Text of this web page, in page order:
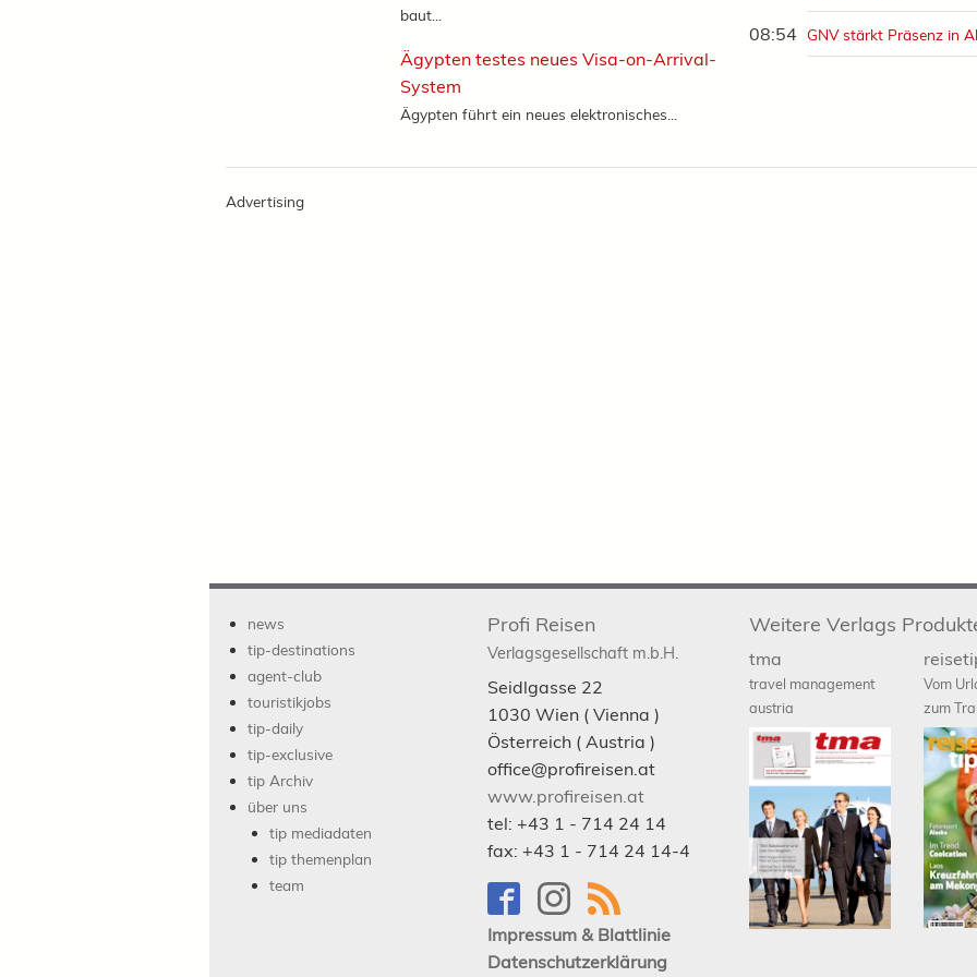
08:54 GNV stärkt Präsenz in
baut...
Ägypten testes neues Visa-on-Arrival-
System
Ägypten führt ein neues elektronisches...
Advertising
news
tip-destinations
agent-club
touristikjobs
tip-daily
tip-exclusive
tip Archiv
über uns
tip mediadaten
tip themenplan
team
Profi Reisen
Verlagsgesellschaft m.b.H.
Seidlgasse 22
1030 Wien ( Vienna )
Österreich ( Austria )
office@profireisen.at
www.profireisen.at
tel: +43 1 - 714 24 14
fax: +43 1 - 714 24 14-4
Impressum & Blattlinie
Datenschutzerklärung
Weitere Verlags
tma
travel management
austria
Vom
zum